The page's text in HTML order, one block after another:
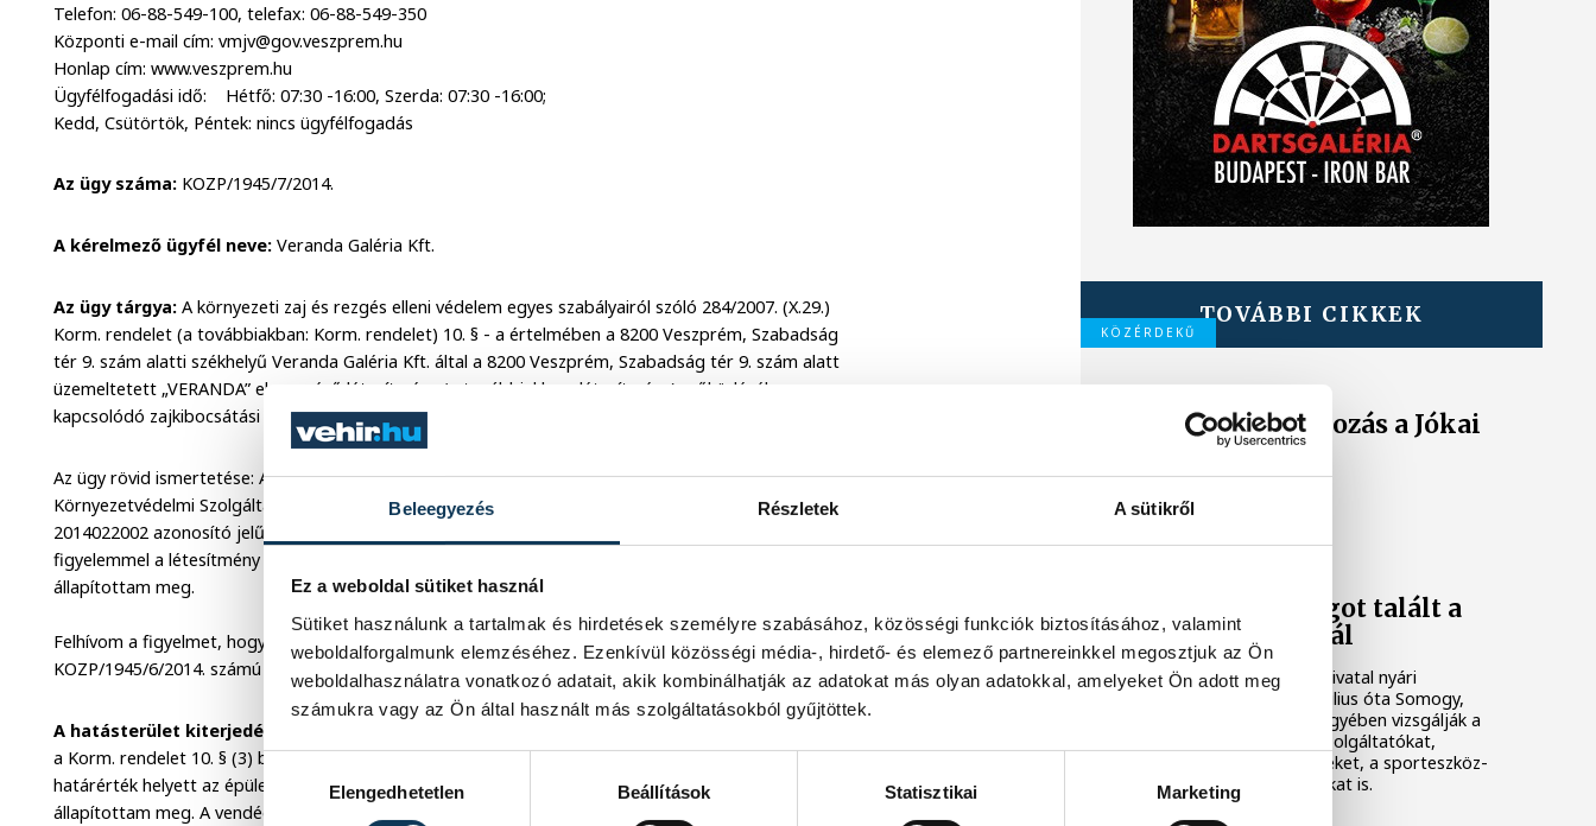
Beleegyezés Részletek A sütikről
Ez a weboldal sütiket használ
Sütiket használunk a tartalmak és hirdetések személyre szabásához, közösségi funkciók biztosításához, valamint
weboldalforgalmunk elemzéséhez. Ezenkívül közösségi média-, hirdető- és elemező partnereinkkel megosztjuk az Ön
weboldalhasználatra vonatkozó adatait, akik kombinálhatják az adatokat más olyan adatokkal, amelyeket Ön adott meg
számukra vagy az Ön által használt más szolgáltatásokból gyűjtöttek.
Hozzájárulás kiválasztása
Elengedhetetlen
Beállítások Statisztikai Marketing
Telefon: 06-88-549-100, telefax: 06-88-549-350
Központi e-mail cím: vmjv@gov.veszprem.hu
Honlap cím: www.veszprem.hu
Ügyfélfogadási idő: Hétfő: 07:30 -16:00, Szerda: 07:30 -16:00;
Kedd, Csütörtök, Péntek: nincs ügyfélfogadás
Az ügy száma: KOZP/1945/7/2014.
A kérelmező ügyfél neve:Veranda Galéria Kft.
Az ügy tárgya:A környezeti zaj és rezgés elleni védelem egyes szabályairól szóló 284/2007. (X.29.)
Korm. rendelet (a továbbiakban: Korm. rendelet) 10. § - a értelmében a 8200 Veszprém, Szabadság
tér 9. szám alatti székhelyű Veranda Galéria Kft. által a 8200 Veszprém, Szabadság tér 9. szám alatt
üzemeltetett „VERANDA” elnevezésű létesítmény (a továbbiakban: létesítmény) működéséhez
kapcsolódó zajkibocsátási határérték megállapítása.
Az ügy rövid ismertetése: A 8200 Veszprém, Hársfa u. 39. szám alatti székhelyű Blautech Humán-és
Környezetvédelmi Szolgáltató Kft. Mérési Irodája által készített, 2014. február 20-án kiállított,
2014022002 azonosító jelű, B 1803-03 bizonylat számú Vizsgálati jelentésben foglaltakra
figyelemmel a létesítmény épületen belüli zajtól védendő helyiségeire zajkibocsátási határértéket
állapítottam meg.
Felhívom a figyelmet, hogy hatóságom az ügyben 2014. március 04-én keltezett,
KOZP/1945/6/2014. számú zajkibocsátási határértéket megállapító határozatot hozott.
A hatásterület kiterjedése:
a Korm. rendelet 10. § (3) bekezdésének a) pontja teljesül, ezért környezeti zajkibocsátási
határérték helyett az épület zajtól védendő helyiségeire vonatkozó zajterhelési határértéket
állapítottam meg. A vendéglátó egységben a Korm. rendelet 2. § qh) pontja szerinti védendő
TOVÁBBI CIKKEK
KÖZÉRDEKŰ
forgalomkorlátozás a Jókai
utcában
KÖZÉRDEKŰ
szabálytalanságot talált a
NAV a Balatonnál
A Nemzeti Adó- és Vámhivatal nyári
ellenőrzéssorozatában július óta Somogy,
Veszprém és Zala vármegyében vizsgálják a
legforgalmasabb nyári szolgáltatókat,
köztük a vendéglátóhelyeket, a sporteszköz-
kölcsönzőket és a taxisokat is.